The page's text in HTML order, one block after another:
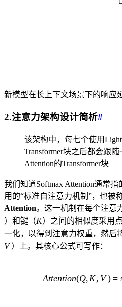
新模型在长上下文场景下的响应
2.注意力架构设计简析#
该架构中，每七个使用
Transformer块之后都会跟
Attention的Transformer块
我们知道Softmax Attention通常
用的“标准自注意力机制”，也被
Attention。这一机制在每个注意
）和键（K
K）之间的相似度采用
一化，以得到注意力权重，然后
V ）上。其核心公式可写作：
Attention(Q, K, V ) =